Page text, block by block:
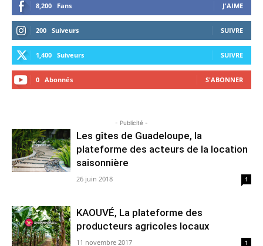
8,200 Fans J'AIME
200 Suiveurs SUIVRE
1,400 Suiveurs SUIVRE
0 Abonnés S'ABONNER
- Publicité -
Les gîtes de Guadeloupe, la
plateforme des acteurs de la location
saisonnière
26 juin 2018 1
KAOUVÉ, La plateforme des
producteurs agricoles locaux
11 novembre 2017 1